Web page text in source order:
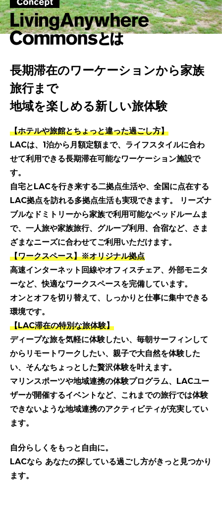
長期滞在のワーケーションから家族
旅行まで
地域を楽しめる新しい旅体験
【ホテルや旅館とちょっと違った過ごし方】
LACは、1泊から月額定額まで、ライフスタイルに合わ
せて利用できる長期滞在可能なワーケーション施設で
す。
自宅とLACを行き来する二拠点生活や、全国に点在する
LAC拠点を訪れる多拠点生活も実現できます。 リーズナ
ブルなドミトリーから家族で利用可能なベッドルームま
で、一人旅や家族旅行、グループ利用、合宿など、さま
ざまなニーズに合わせてご利用いただけます。
【ワークスペース】※オリジナル拠点
高速インターネット回線やオフィスチェア、外部モニタ
ーなど、快適なワークスペースを完備しています。
オンとオフを切り替えて、しっかりと仕事に集中できる
環境です。
【LAC滞在の特別な旅体験】
ディープな旅を気軽に体験したい、毎朝サーフィンして
からリモートワークしたい、親子で大自然を体験した
い、そんなちょっとした贅沢体験を叶えます。
マリンスポーツや地域連携の体験プログラム、LACユー
ザーが開催するイベントなど、これまでの旅行では体験
できないような地域連携のアクティビティが充実してい
ます。
自分らしくをもっと自由に。
LACなら あなたの探している過ごし方がきっと見つかり
ます。